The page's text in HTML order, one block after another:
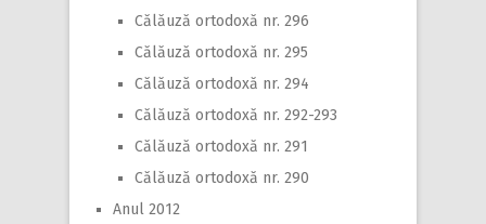
Călăuză ortodoxă nr. 296
Călăuză ortodoxă nr. 295
Călăuză ortodoxă nr. 294
Călăuză ortodoxă nr. 292-293
Călăuză ortodoxă nr. 291
Călăuză ortodoxă nr. 290
Anul 2012